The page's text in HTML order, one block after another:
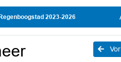
2023-2026